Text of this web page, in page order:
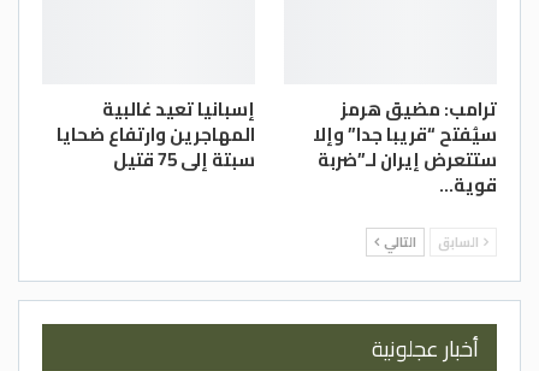
ترامب: مضيق هرمز
سيُفتح “قريبا جدا” وإلا
ستتعرض إيران لـ”ضربة
قوية…
إسبانيا تعيد غالبية
المهاجرين وارتفاع ضحايا
سبتة إلى 75 قتيل
السابق التالي
أخبار عجلونية